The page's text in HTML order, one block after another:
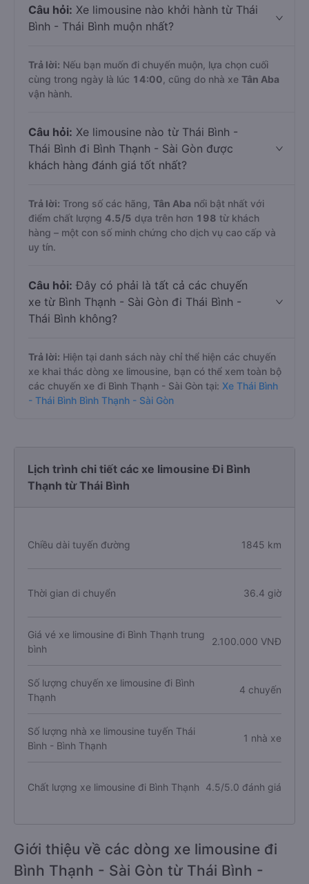
Câu hỏi: Xe limousine nào khởi hành từ Thái
Bình - Thái Bình muộn nhất?
Trả lời: Nếu bạn muốn đi chuyến muộn, lựa chọn cuối
cùng trong ngày là lúc 14:00 , cũng do nhà xe Tân Aba
vận hành.
Câu hỏi: Xe limousine nào từ Thái Bình -
Thái Bình đi Bình Thạnh - Sài Gòn được
khách hàng đánh giá tốt nhất?
Trả lời: Trong số các hãng, Tân Aba nổi bật nhất với
điểm chất lượng 4.5/5 dựa trên hơn 198 từ khách
hàng – một con số minh chứng cho dịch vụ cao cấp và
uy tín.
Câu hỏi: Đây có phải là tất cả các chuyến
xe từ Bình Thạnh - Sài Gòn đi Thái Bình -
Thái Bình không?
Trả lời: Hiện tại danh sách này chỉ thể hiện các chuyến
xe khai thác dòng xe limousine, bạn có thể xem toàn bộ
các chuyến xe đi Bình Thạnh - Sài Gòn tại: Xe Thái Bình
- Thái Bình Bình Thạnh - Sài Gòn
Lịch trình chi tiết các xe limousine Đi Bình
Thạnh từ Thái Bình
Chiều dài tuyến đường 1845 km
Thời gian di chuyển 36.4 giờ
Giá vé xe limousine đi Bình Thạnh trung
bình
2.100.000 VNĐ
Số lượng chuyến xe limousine đi Bình
Thạnh
4 chuyến
Số lượng nhà xe limousine tuyến Thái
Bình - Bình Thạnh
1 nhà xe
Chất lượng xe limousine đi Bình Thạnh 4.5/5.0 đánh giá
Giới thiệu về các dòng xe limousine đi
Bình Thạnh - Sài Gòn từ Thái Bình -